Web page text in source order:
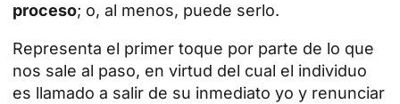
proceso; o, al menos, puede serlo.
Representa el primer toque por parte de lo que
nos sale al paso, en virtud del cual el individuo
es llamado a salir de su inmediato yo y renunciar